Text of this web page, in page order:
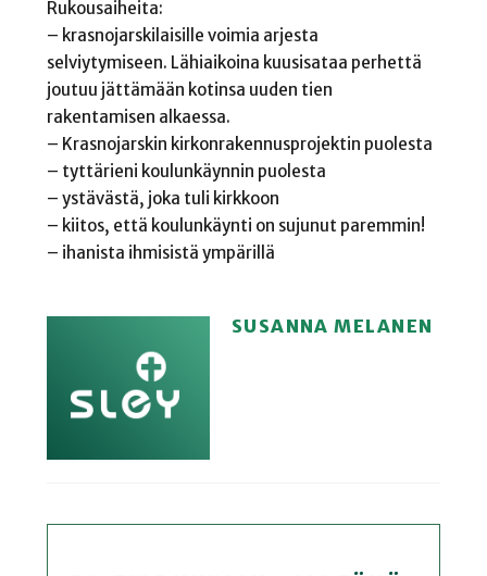
Rukousaiheita:
– krasnojarskilaisille voimia arjesta
selviytymiseen. Lähiaikoina kuusisataa perhettä
joutuu jättämään kotinsa uuden tien
rakentamisen alkaessa.
– Krasnojarskin kirkonrakennusprojektin puolesta
– tyttärieni koulunkäynnin puolesta
– ystävästä, joka tuli kirkkoon
– kiitos, että koulunkäynti on sujunut paremmin!
– ihanista ihmisistä ympärillä
SUSANNA MELANEN